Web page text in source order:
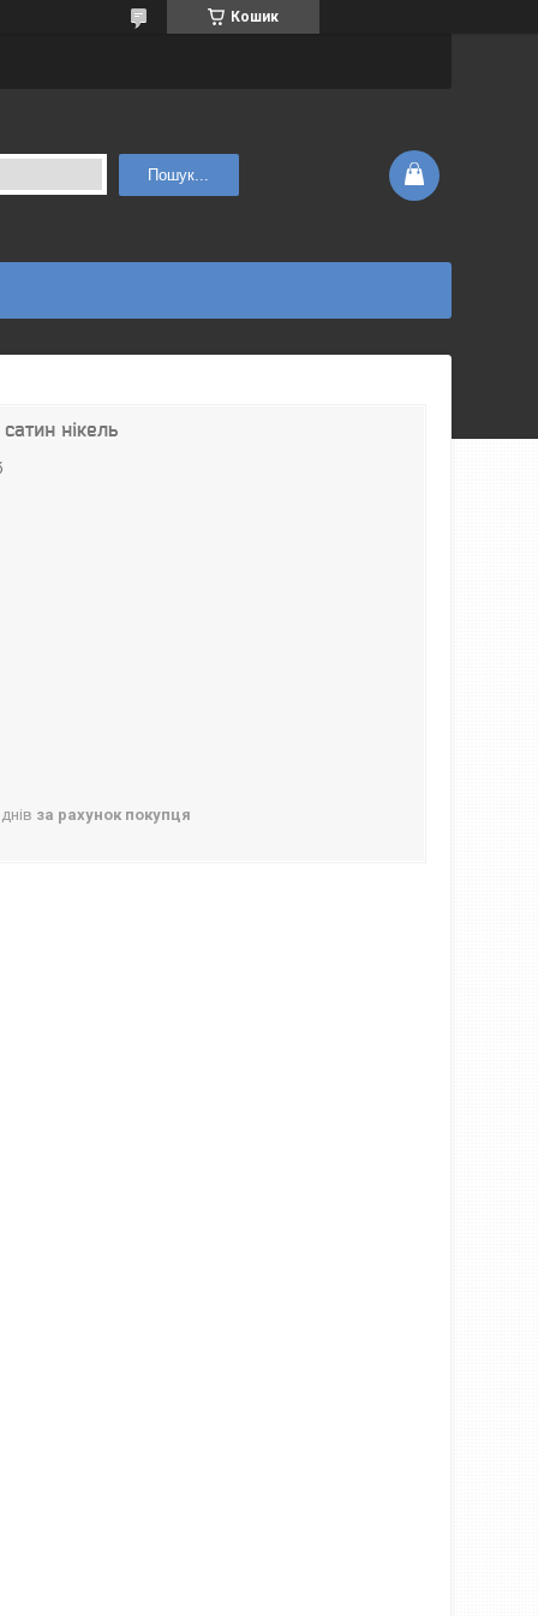
Кошик
Пошук...
нікель
за рахунок покупця